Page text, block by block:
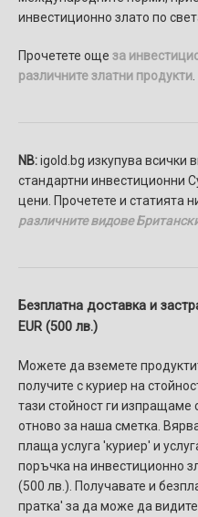
инвестиционно злато по
Прочетете още за
различните златни продукти
NB:igold.bg изкупува всички
стандартни инвестиционни
цени. Прочетете и статията
различните видове
Безплатна доставка и
EUR (500 лв.)
Можете да вземете
получите с куриер на
тази стойност ги
отново за наша сметка.
плаща услуга 'куриер' и
поръчка на инвестиционно
(500 лв.). Получавате и
пратка' за да може да